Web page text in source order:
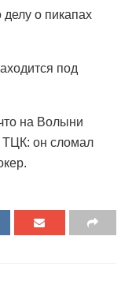
о пикапах
под
на Волыни
ТЦК: он сломал